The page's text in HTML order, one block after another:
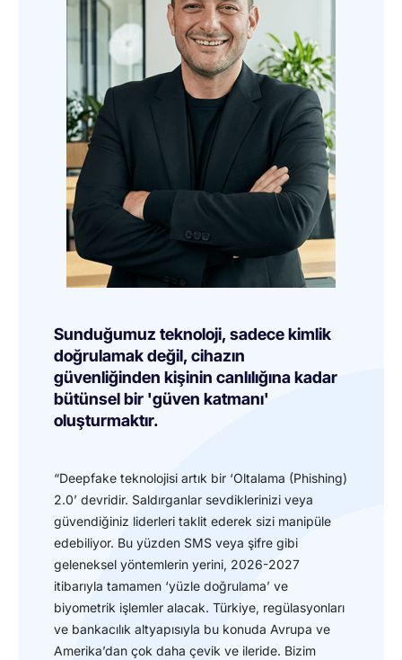
Sunduğumuz teknoloji, sadece kimlik
doğrulamak değil, cihazın
güvenliğinden kişinin canlılığına kadar
bütünsel bir 'güven katmanı'
oluşturmaktır.
“Deepfake teknolojisi artık bir ‘Oltalama (Phishing)
2.0’ devridir. Saldırganlar sevdiklerinizi veya
güvendiğiniz liderleri taklit ederek sizi manipüle
edebiliyor. Bu yüzden SMS veya şifre gibi
geleneksel yöntemlerin yerini, 2026-2027
itibarıyla tamamen ‘yüzle doğrulama’ ve
biyometrik işlemler alacak. Türkiye, regülasyonları
ve bankacılık altyapısıyla bu konuda Avrupa ve
Amerika’dan çok daha çevik ve ileride. Bizim